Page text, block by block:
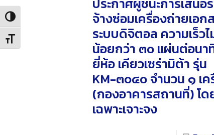
Toggle High Contrast
Toggle Font size
จ้างซ่อมเครื่องถ่ายเอก
ระบบดิจิตอล ความเร็วไ
น้อยกว่า ๓๐ แผ่นต่อนา
ยี่ห้อ เคียวเซร่ามิต้า รุ่น
KM-๓๐๔๐ จำนวน ๑ เค
(กองอาคารสถานที่) โด
เฉพาะเจาะจง